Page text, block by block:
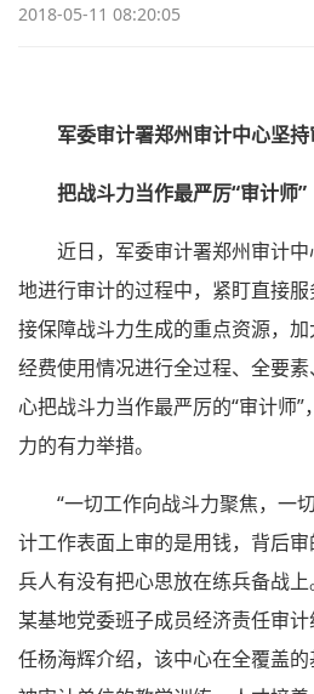
2018-05-11 08:20:05
军委审计署郑州审计中心坚
把战斗力当作最严厉“审计师”
近日，军委审计署郑州审计
地进行审计的过程中，紧盯直接
接保障战斗力生成的重点资源，
经费使用情况进行全过程、全要
心把战斗力当作最严厉的“审计师
力的有力举措。
“一切工作向战斗力聚焦，一
计工作表面上审的是用钱，背后
兵人有没有把心思放在练兵备战
某基地党委班子成员经济责任审
任杨海辉介绍，该中心在全覆盖